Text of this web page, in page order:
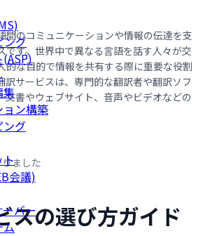
ング
集
ン構築
ング
ト
会議)
バー
間のコミュニケーションや情報の伝達を支
です。世界中で異なる言語を話す人々が交
的な目的で情報を共有する際に重要な役割
訳サービスは、専門的な翻訳者や翻訳ソフ
文書やウェブサイト、音声やビデオなどの
ました
スの選び方ガイド